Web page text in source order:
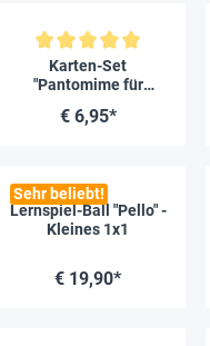
Durchschnittliche
Karten-Set
"Pantomime für
€ 6,95*
Sehr beliebt!
Lernspiel-Ball "Pello" -
Kleines 1x1
€ 19,90*